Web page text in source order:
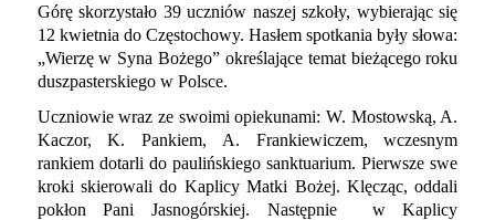
Górę skorzystało 39 uczniów naszej szkoły, wybierając się
12 kwietnia do Częstochowy. Hasłem spotkania były słowa:
„Wierzę w Syna Bożego” określające temat bieżącego roku
duszpasterskiego w Polsce.
Uczniowie wraz ze swoimi opiekunami: W. Mostowską, A.
Kaczor, K. Pankiem, A. Frankiewiczem, wczesnym
rankiem dotarli do paulińskiego sanktuarium. Pierwsze swe
kroki skierowali do Kaplicy Matki Bożej. Klęcząc, oddali
pokłon Pani Jasnogórskiej. Następnie
w Kaplicy